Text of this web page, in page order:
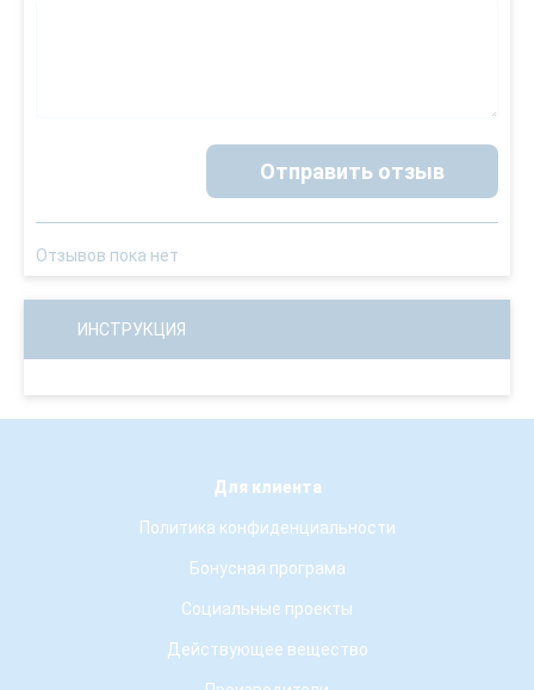
Отправить отзыв
Отзывов пока нет
ИНСТРУКЦИЯ
Для клиента
Политика конфиденциальности
Бонусная програма
Социальные проекты
Действующее вещество